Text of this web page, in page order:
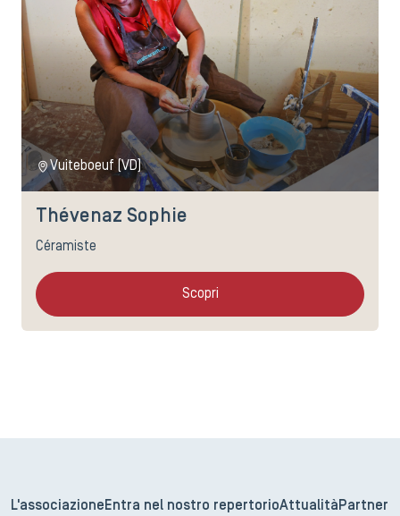
Vuiteboeuf (VD)
Thévenaz Sophie
Céramiste
Scopri
L'associazione Entra nel nostro repertorioAttualità Partner